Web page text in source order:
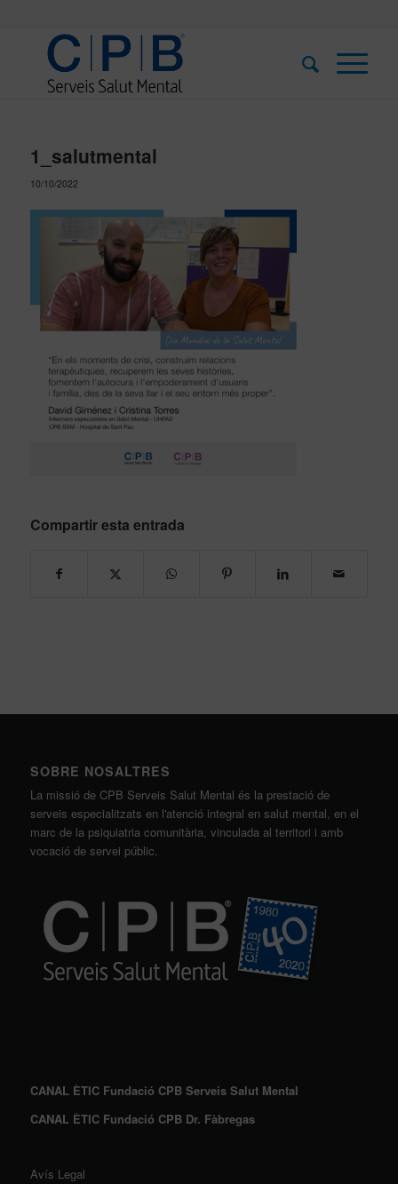
1_salutmental
10/10/2022
Compartir esta entrada
SOBRE NOSALTRES
La missió de CPB Serveis Salut Mental és la prestació de
serveis especialitzats en l'atenció integral en salut mental, en el
marc de la psiquiatria comunitària, vinculada al territori i amb
vocació de servei públic.
CANAL ÈTIC Fundació CPB Serveis Salut Mental
CANAL ÈTIC Fundació CPB Dr. Fàbregas
Avís Legal